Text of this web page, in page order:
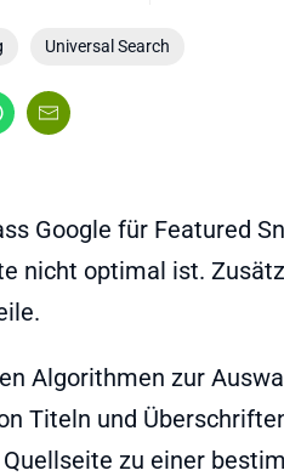
Universal Search
Google für Featured
nicht optimal ist.
Algorithmen zur
Titeln und
zu einer